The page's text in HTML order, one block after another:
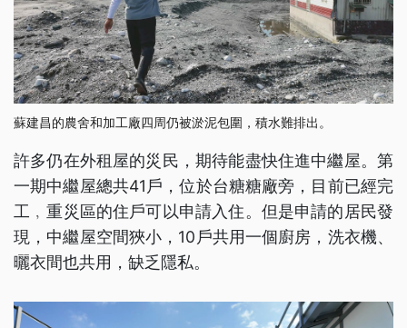
蘇建昌的農舍和加工廠四周仍被淤泥包圍，積水難排出。
許多仍在外租屋的災民，期待能盡快住進中繼屋。第
一期中繼屋總共41戶，位於台糖糖廠旁，目前已經完
工﹐重災區的住戶可以申請入住。但是申請的居民發
現，中繼屋空間狹小，10戶共用一個廚房，洗衣機、
曬衣間也共用，缺乏隱私。